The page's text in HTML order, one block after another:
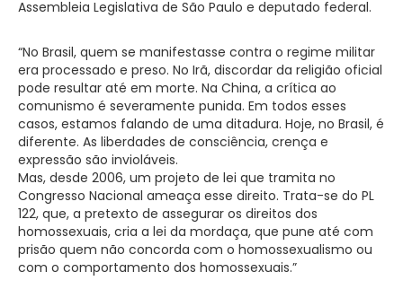
Assembleia Legislativa de São Paulo e deputado federal.
“No Brasil, quem se manifestasse contra o regime militar
era processado e preso. No Irã, discordar da religião oficial
pode resultar até em morte. Na China, a crítica ao
comunismo é severamente punida. Em todos esses
casos, estamos falando de uma ditadura. Hoje, no Brasil, é
diferente. As liberdades de consciência, crença e
expressão são invioláveis.
Mas, desde 2006, um projeto de lei que tramita no
Congresso Nacional ameaça esse direito. Trata-se do PL
122, que, a pretexto de assegurar os direitos dos
homossexuais, cria a lei da mordaça, que pune até com
prisão quem não concorda com o homossexualismo ou
com o comportamento dos homossexuais.”